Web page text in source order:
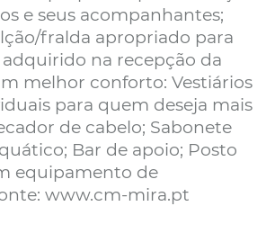
e seus acompanhantes;
fralda apropriado para
na recepção da
melhor conforto: Vestiários
para quem deseja mais
de cabelo; Sabonete
Bar de apoio; Posto
equipamento de
www.cm-mira.pt